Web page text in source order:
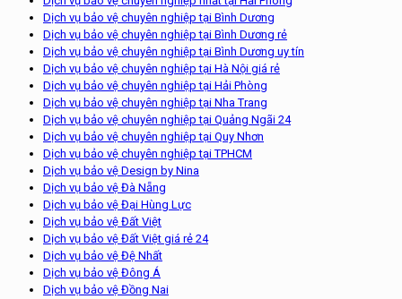
Dịch vụ bảo vệ chuyên nghiệp tại Bình Dương
Dịch vụ bảo vệ chuyên nghiệp tại Bình Dương rẻ
Dịch vụ bảo vệ chuyên nghiệp tại Bình Dương uy tín
Dịch vụ bảo vệ chuyên nghiệp tại Hà Nội giá rẻ
Dịch vụ bảo vệ chuyên nghiệp tại Hải Phòng
Dịch vụ bảo vệ chuyên nghiệp tại Nha Trang
Dịch vụ bảo vệ chuyên nghiệp tại Quảng Ngãi 24
Dịch vụ bảo vệ chuyên nghiệp tại Quy Nhơn
Dịch vụ bảo vệ chuyên nghiệp tại TPHCM
Dịch vụ bảo vệ Design by Nina
Dịch vụ bảo vệ Đà Nẵng
Dịch vụ bảo vệ Đại Hùng Lực
Dịch vụ bảo vệ Đất Việt
Dịch vụ bảo vệ Đất Việt giá rẻ 24
Dịch vụ bảo vệ Đệ Nhất
Dịch vụ bảo vệ Đông Á
Dịch vụ bảo vệ Đồng Nai